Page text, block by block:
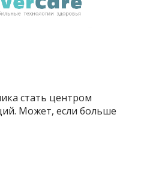
стать центром
Может, если больше